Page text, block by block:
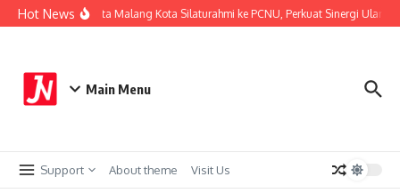
Lewati ke konten
Hot NewsKapolresta Malang Kota Silaturahmi ke PCNU, Perkuat Sinergi Ulama
Main Menu
Support About theme Visit Us